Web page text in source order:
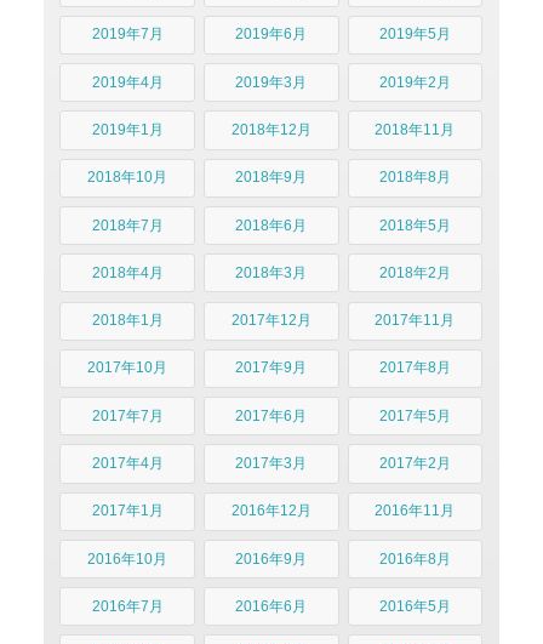
2019年7月 2019年6月 2019年5月
2019年4月 2019年3月 2019年2月
2019年1月 2018年12月 2018年11月
2018年10月 2018年9月 2018年8月
2018年7月 2018年6月 2018年5月
2018年4月 2018年3月 2018年2月
2018年1月 2017年12月 2017年11月
2017年10月 2017年9月 2017年8月
2017年7月 2017年6月 2017年5月
2017年4月 2017年3月 2017年2月
2017年1月 2016年12月 2016年11月
2016年10月 2016年9月 2016年8月
2016年7月 2016年6月 2016年5月